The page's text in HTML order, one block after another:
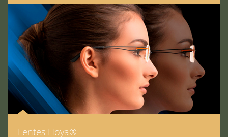
Lentes Hoya®